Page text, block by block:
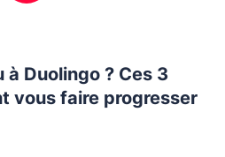
à Duolingo ? Ces 3
vous faire progresser